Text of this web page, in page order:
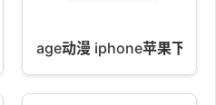
age动漫 iphone苹果下载